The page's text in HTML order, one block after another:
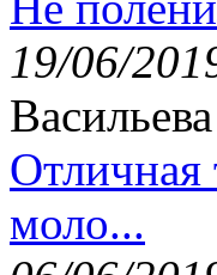
19/06/
Васильева
моло...